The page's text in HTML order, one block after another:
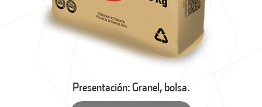
Presentación: Granel, bolsa.